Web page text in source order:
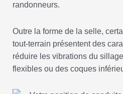
randonneurs.
Outre la forme de la selle,
tout-terrain présentent des
réduire les vibrations du
flexibles ou des coques